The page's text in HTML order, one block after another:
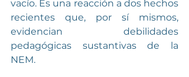
vacío. Es una reacción a dos hechos
recientes que, por sí mismos,
evidencian debilidades
pedagógicas sustantivas de la
NEM.